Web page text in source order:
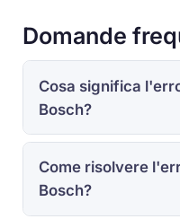
Domande
Cosa significa
Bosch?
Come risolvere
Bosch?